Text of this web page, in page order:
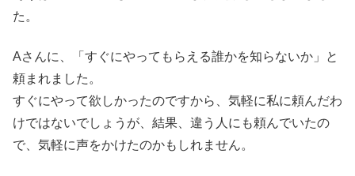
た。
Aさんに、「すぐにやってもらえる誰かを知らないか」と
頼まれました。
すぐにやって欲しかったのですから、気軽に私に頼んだわ
けではないでしょうが、結果、違う人にも頼んでいたの
で、気軽に声をかけたのかもしれません。